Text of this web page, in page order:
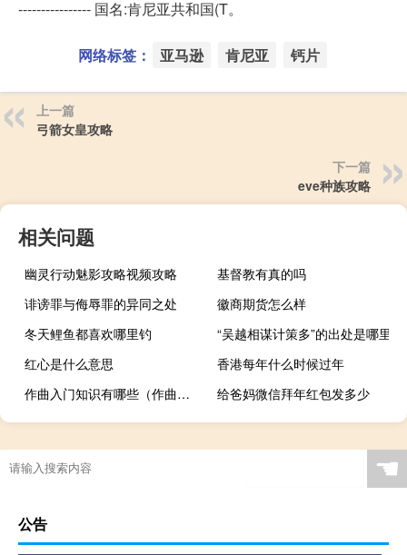
---------------- 国名:肯尼亚共和国(T。
网络标签： 亚马逊 肯尼亚 钙片
上一篇
弓箭女皇攻略
下一篇
eve种族攻略
相关问题
幽灵行动魅影攻略视频攻略
基督教有真的吗
诽谤罪与侮辱罪的异同之处
徽商期货怎么样
冬天鲤鱼都喜欢哪里钓
“吴越相谋计策多”的出处是哪里
红心是什么意思
香港每年什么时候过年
作曲入门知识有哪些（作曲入门知识）
给爸妈微信拜年红包发多少
☚
公告